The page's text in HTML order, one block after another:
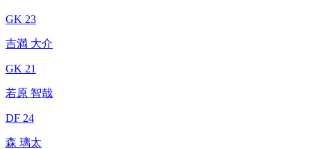
GK 23
吉満 大介
GK 21
若原 智哉
DF 24
森 璃太